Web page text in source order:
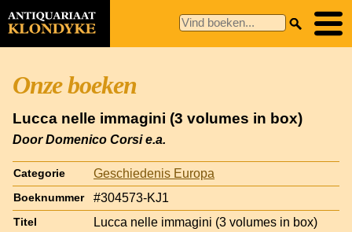
Onze boeken
Lucca nelle immagini (3 volumes in box)
Door Domenico Corsi e.a.
Categorie Geschiedenis Europa
Boeknummer #304573-KJ1
Titel Lucca nelle immagini (3 volumes in box)